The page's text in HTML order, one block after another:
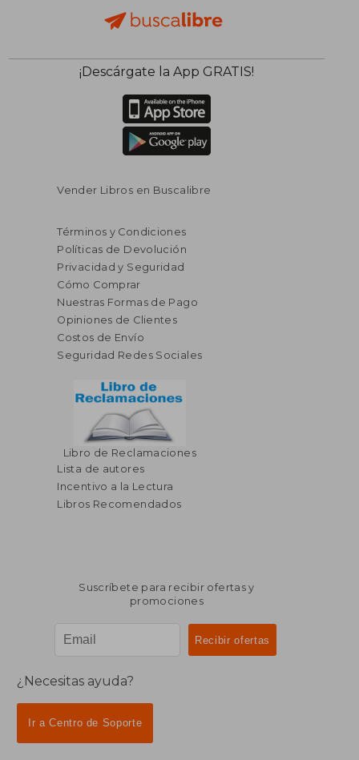
¡Descárgate la App GRATIS!
Vender Libros en Buscalibre
Términos y Condiciones
Políticas de Devolución
Privacidad y Seguridad
Cómo Comprar
Nuestras Formas de Pago
Opiniones de Clientes
Costos de Envío
Seguridad Redes Sociales
Libro de Reclamaciones
Lista de autores
Incentivo a la Lectura
Libros Recomendados
Suscríbete para recibir ofertas y
promociones
¿Necesitas ayuda?
Ir a Centro de Soporte